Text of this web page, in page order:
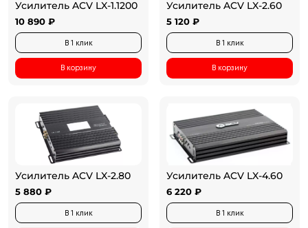
Усилитель ACV LX-1.1200
10 890 ₽
В 1 клик
В корзину
Усилитель ACV LX-2.60
5 120 ₽
В 1 клик
В корзину
Усилитель ACV LX-2.80
5 880 ₽
В 1 клик
Усилитель ACV LX-4.60
6 220 ₽
В 1 клик